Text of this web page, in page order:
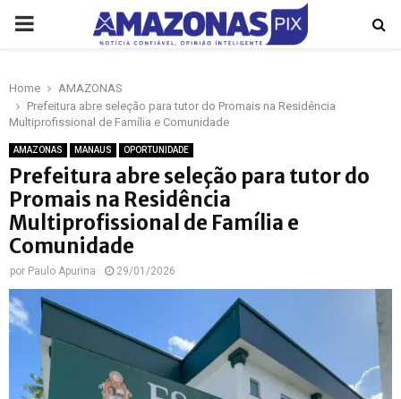
PRIMARY
Home
AMAZONAS
Prefeitura abre seleção para tutor do Promais na Residência
Multiprofissional de Família e Comunidade
AMAZONAS MANAUS OPORTUNIDADE
Prefeitura abre seleção para tutor do
Promais na Residência
Multiprofissional de Família e
Comunidade
por Paulo Apurina 29/01/2026